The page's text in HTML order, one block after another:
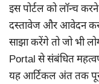
इस पोर्टल को लॉन्च
दस्तावेज और आवेदन करने
साझा करेंगे तो जो भी
Portal से संबंधित
यह आर्टिकल अंत तक